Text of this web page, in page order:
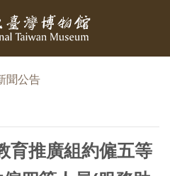
聞公告
育推廣組約僱五等